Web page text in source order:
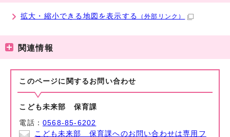
拡大・縮小できる地図を表示する （外部リンク）
関連情報
このページに関する お問い合わせ
こども未来部 保育課
電話：0568-85-6202
こども未来部 保育課へのお問い合わせは専用フ